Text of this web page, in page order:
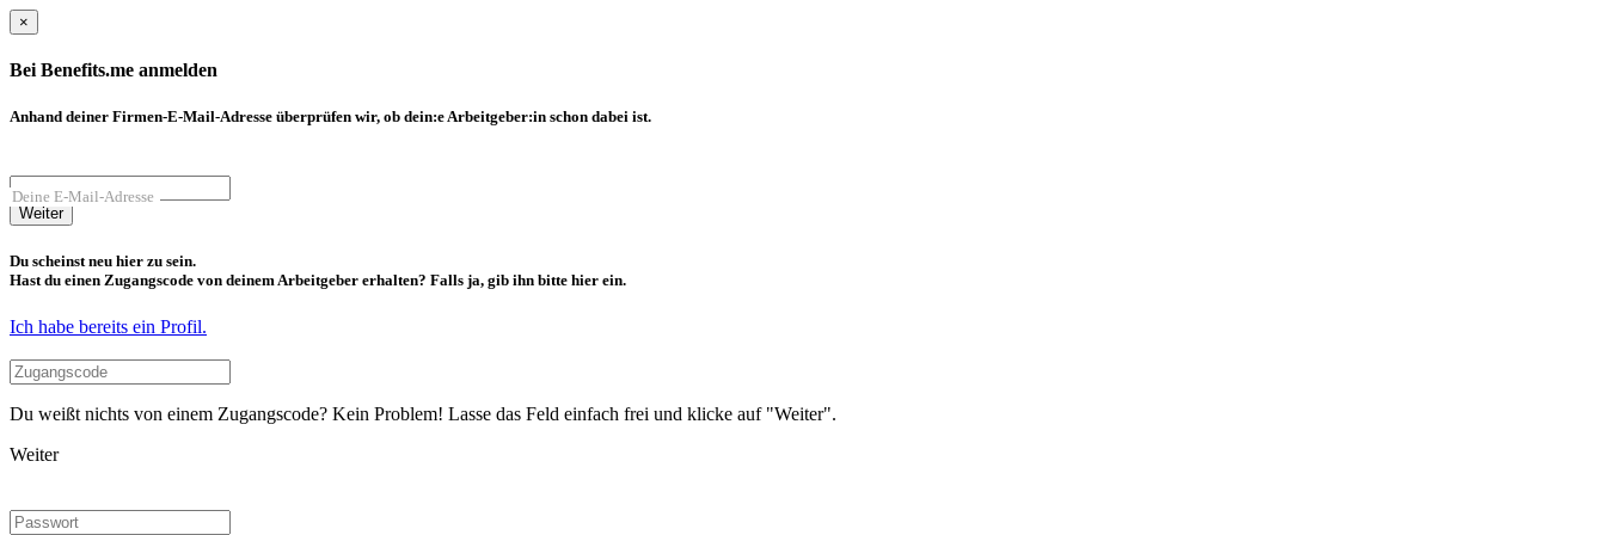
×
Bei Benefits.me anmelden
Anhand deiner Firmen-E-Mail-Adresse überprüfen wir, ob dein:e Arbeitgeber:in schon dabei ist.
Deine E-Mail-Adresse
Weiter
Du scheinst neu hier zu sein.
Hast du einen Zugangscode von deinem Arbeitgeber erhalten? Falls ja, gib ihn bitte hier ein.
Ich habe bereits ein Profil.
Du weißt nichts von einem Zugangscode? Kein Problem! Lasse das Feld einfach frei und klicke auf "Weiter".
Weiter